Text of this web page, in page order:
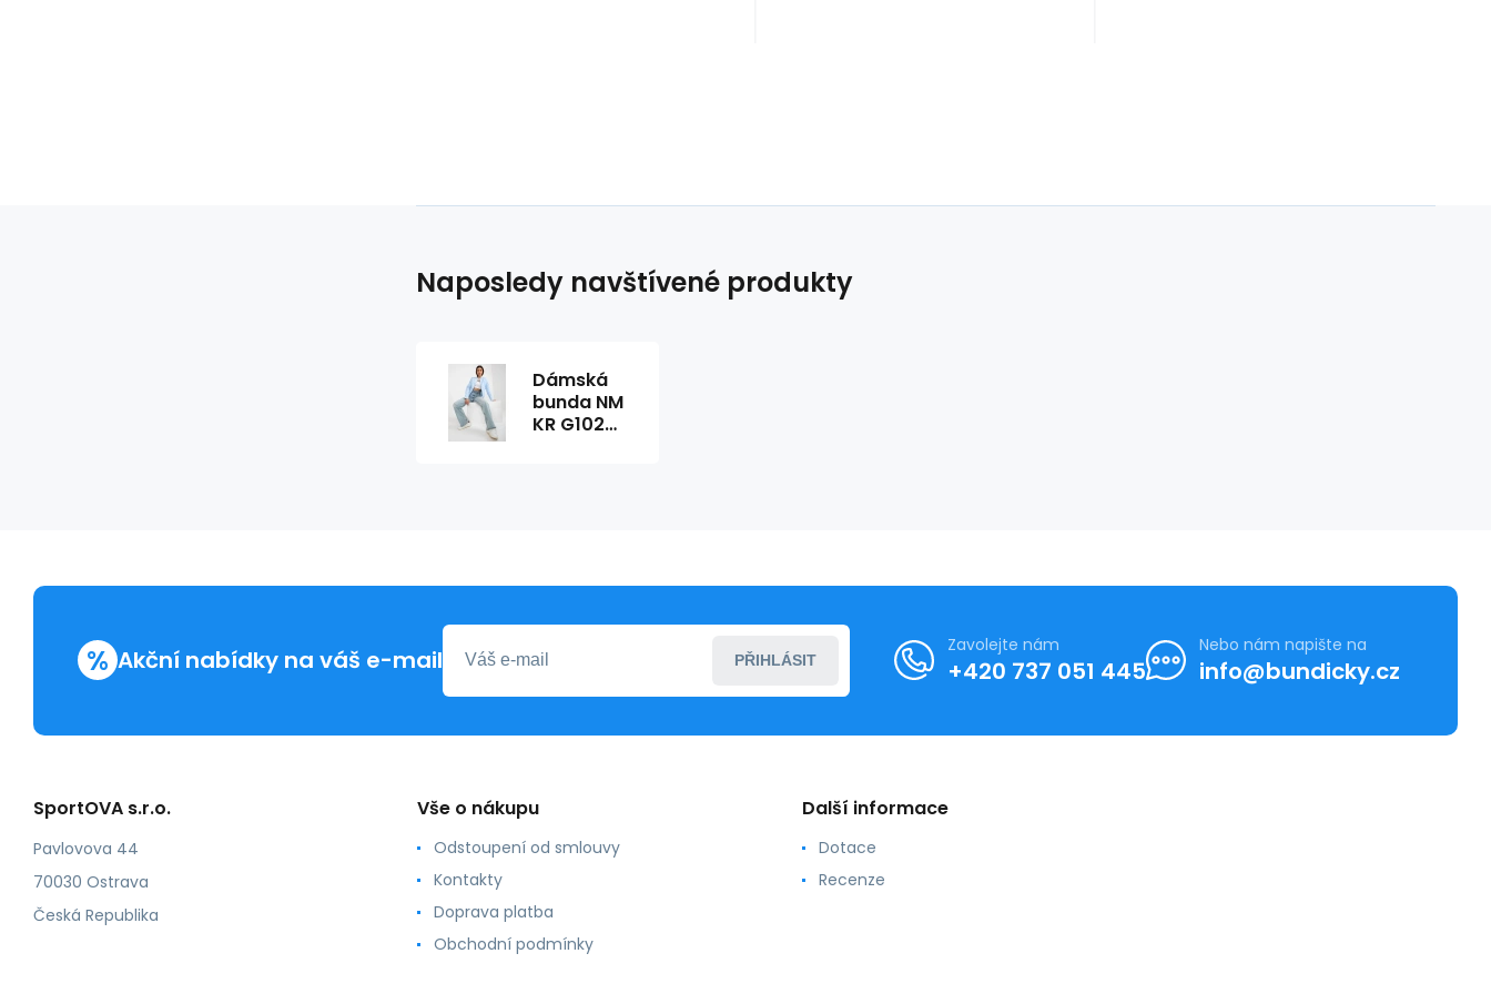
Naposledy navštívené produkty
Dámská
bunda NM
KR G102
% Akční nabídky na váš e-mail PŘIHLÁSIT
Zavolejte nám
+420 737 051 445
Nebo nám napište na
info@bundicky.cz
SportOVA s.r.o.
Pavlovova 44
70030 Ostrava
Česká Republika
Vše o nákupu
Odstoupení od smlouvy
Kontakty
Doprava platba
Obchodní podmínky
Další informace
Dotace
Recenze